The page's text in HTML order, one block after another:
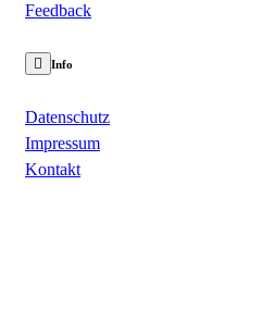
Feedback
Info
Datenschutz
Impressum
Kontakt